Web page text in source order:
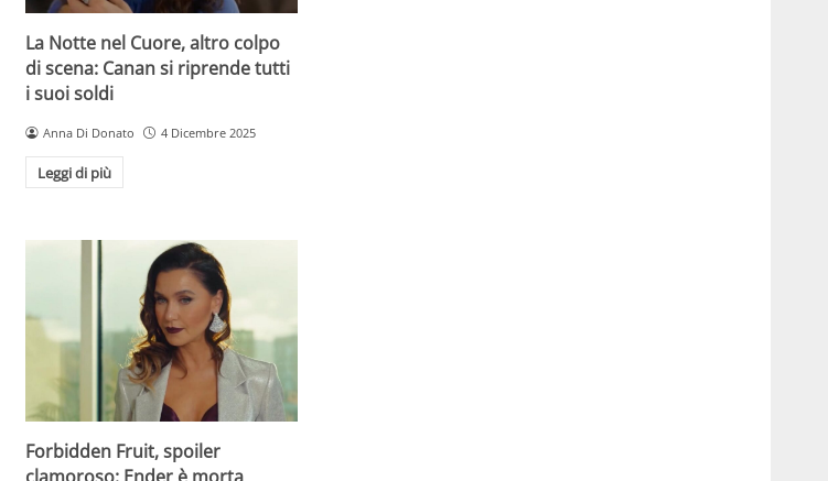
La Notte nel Cuore, altro colpo
di scena: Canan si riprende tutti
i suoi soldi
Anna Di Donato 4 Dicembre 2025
Leggi di più
Forbidden Fruit, spoiler